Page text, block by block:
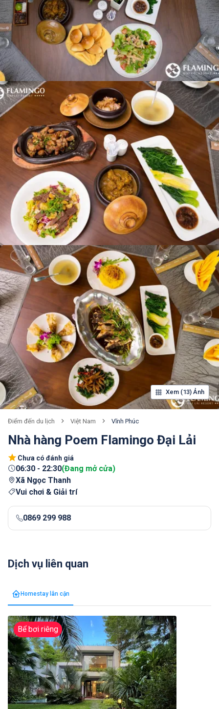
Xem (13) Ảnh
Điểm đến du lịch Việt Nam Vĩnh Phúc
Nhà hàng Poem Flamingo Đại Lải
Chưa có đánh giá
06:30 - 22:30(Đang mở cửa)
Xã Ngọc Thanh
Vui chơi & Giải trí
0869 299 988
Dịch vụ liên quan
Homestay lân cận
Bể bơi riêng